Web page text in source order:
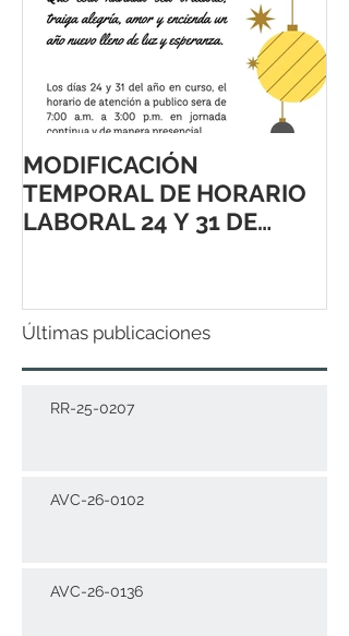
MODIFICACIÓN
TEMPORAL DE HORARIO
LABORAL 24 Y 31 DE
Últimas publicaciones
RR-25-0207
AVC-26-0102
AVC-26-0136